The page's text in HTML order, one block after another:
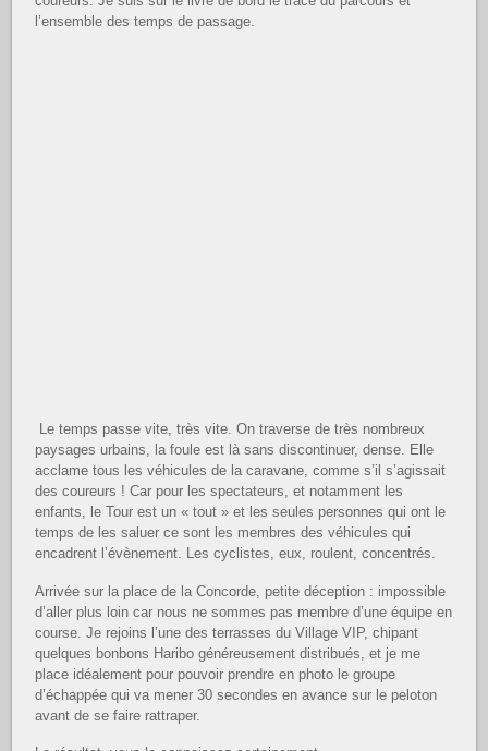
l’ensemble des temps de passage.
Le temps passe vite, très vite. On traverse de très nombreux
paysages urbains, la foule est là sans discontinuer, dense. Elle
acclame tous les véhicules de la caravane, comme s’il s’agissait
des coureurs ! Car pour les spectateurs, et notamment les
enfants, le Tour est un « tout » et les seules personnes qui ont le
temps de les saluer ce sont les membres des véhicules qui
encadrent l’évènement. Les cyclistes, eux, roulent, concentrés.
Arrivée sur la place de la Concorde, petite déception : impossible
d’aller plus loin car nous ne sommes pas membre d’une équipe en
course. Je rejoins l’une des terrasses du Village VIP, chipant
quelques bonbons Haribo généreusement distribués, et je me
place idéalement pour pouvoir prendre en photo le groupe
d’échappée qui va mener 30 secondes en avance sur le peloton
avant de se faire rattraper.